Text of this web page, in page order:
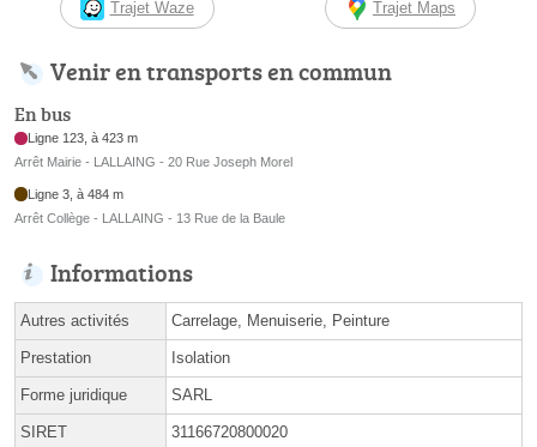
Trajet Waze Trajet Maps
Venir en transports en commun
En bus
Ligne 123, à 423 m
Arrêt Mairie - LALLAING - 20 Rue Joseph Morel
Ligne 3, à 484 m
Arrêt Collège - LALLAING - 13 Rue de la Baule
Informations
Autres activités Carrelage, Menuiserie, Peinture
Prestation Isolation
Forme juridique SARL
SIRET 31166720800020